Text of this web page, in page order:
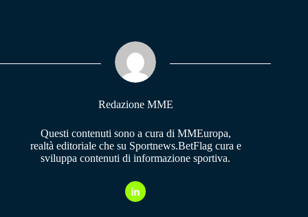
pp m
Redazione MME
Questi contenuti sono a cura di MMEuropa,
realtà editoriale che su Sportnews.BetFlag cura e
sviluppa contenuti di informazione sportiva.